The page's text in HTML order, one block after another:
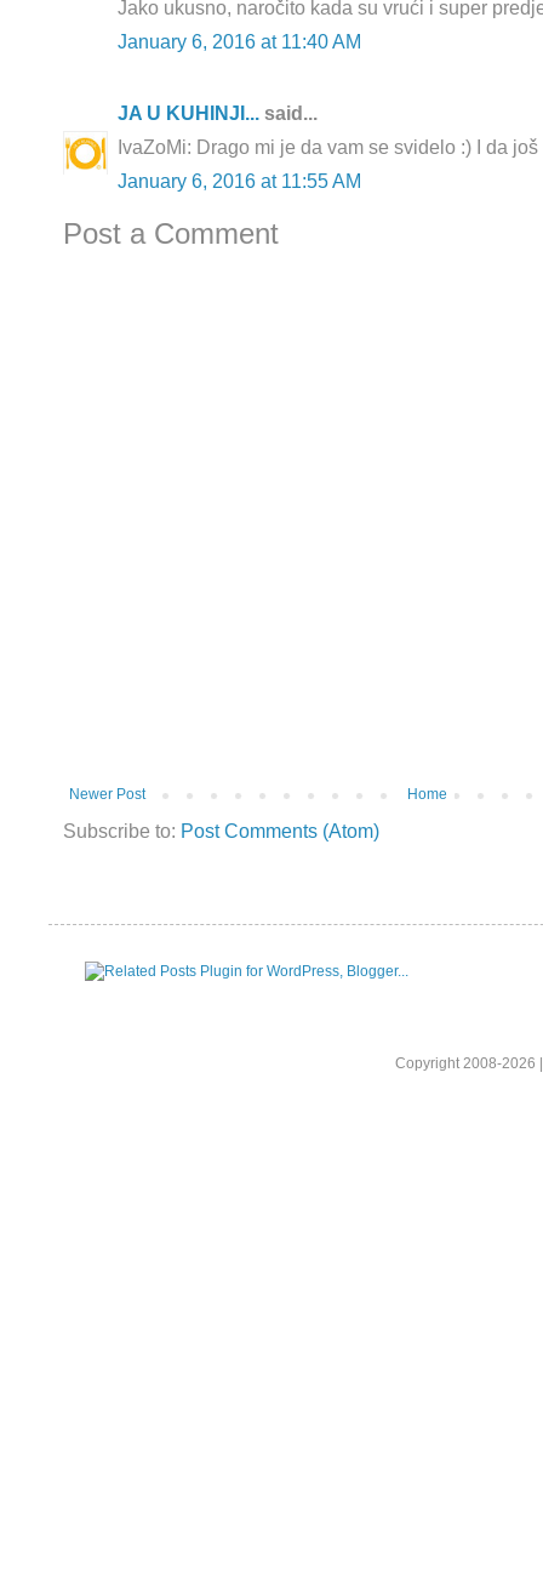
Jako ukusno, naročito kada su vrući i super
January 6, 2016 at 11:40 AM
JA U KUHINJI... said...
IvaZoMi: Drago mi je da vam se svidelo :) I da
January 6, 2016 at 11:55 AM
Post a Comment
Newer Post Home
Subscribe to: Post Comments (Atom)
Copyright 2008-2026